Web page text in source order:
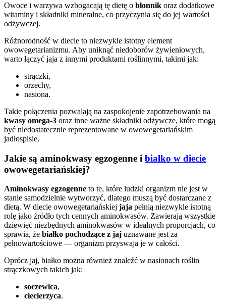
Owoce i warzywa wzbogacają tę dietę o błonnik oraz dodatkowe
witaminy i składniki mineralne, co przyczynia się do jej wartości
odżywczej.
Różnorodność w diecie to niezwykle istotny element
owowegetarianizmu. Aby uniknąć niedoborów żywieniowych,
warto łączyć jaja z innymi produktami roślinnymi, takimi jak:
strączki,
orzechy,
nasiona.
Takie połączenia pozwalają na zaspokojenie zapotrzebowania na
kwasy omega-3 oraz inne ważne składniki odżywcze, które mogą
być niedostatecznie reprezentowane w owowegetariańskim
jadłospisie.
Jakie są aminokwasy egzogenne i białko w diecie
owowegetariańskiej?
Aminokwasy egzogenne to te, które ludzki organizm nie jest w
stanie samodzielnie wytworzyć, dlatego muszą być dostarczane z
dietą. W diecie owowegetariańskiej jaja pełnią niezwykle istotną
rolę jako źródło tych cennych aminokwasów. Zawierają wszystkie
dziewięć niezbędnych aminokwasów w idealnych proporcjach, co
sprawia, że białko pochodzące z jaj uznawane jest za
pełnowartościowe — organizm przyswaja je w całości.
Oprócz jaj, białko można również znaleźć w nasionach roślin
strączkowych takich jak:
soczewica,
ciecierzyca.